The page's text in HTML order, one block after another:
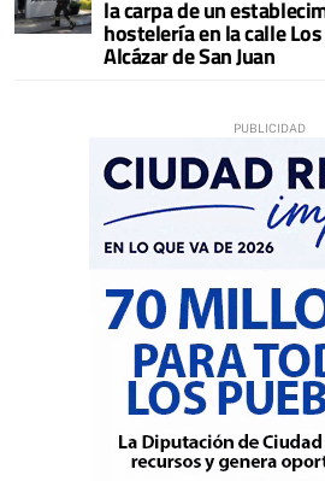
la carpa de un
hostelería en la calle
Alcázar de San Juan